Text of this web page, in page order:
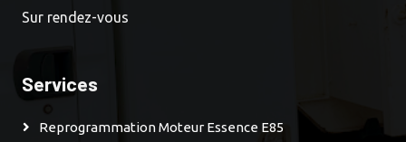
Sur rendez-vous
Services
Reprogrammation Moteur Essence E85